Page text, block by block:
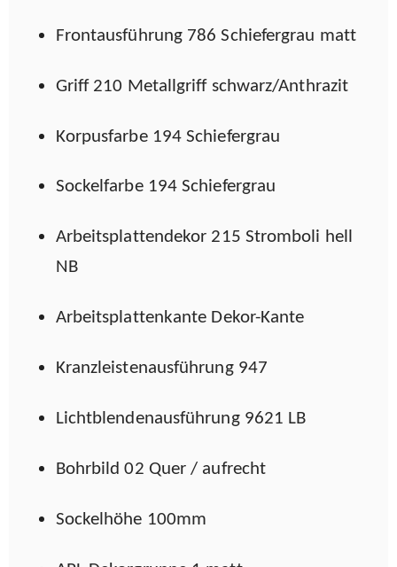
Frontausführung 786 Schiefergrau matt
Griff 210 Metallgriff schwarz/Anthrazit
Korpusfarbe 194 Schiefergrau
Sockelfarbe 194 Schiefergrau
Arbeitsplattendekor 215 Stromboli hell
NB
Arbeitsplattenkante Dekor-Kante
Kranzleistenausführung 947
Lichtblendenausführung 9621 LB
Bohrbild 02 Quer / aufrecht
Sockelhöhe 100mm